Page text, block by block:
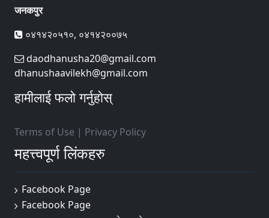
जनकपुर
०४१४२०५१०, ०४१४२००७५
daodhanusha20@gmail.com
dhanushaavilekh@gmail.com
हामीलाई फलो गर्नुहोस्
Terms of Use | Privacy Policy
महत्त्वपूर्ण लिंकहरु
Facebook Page
Facebook Page